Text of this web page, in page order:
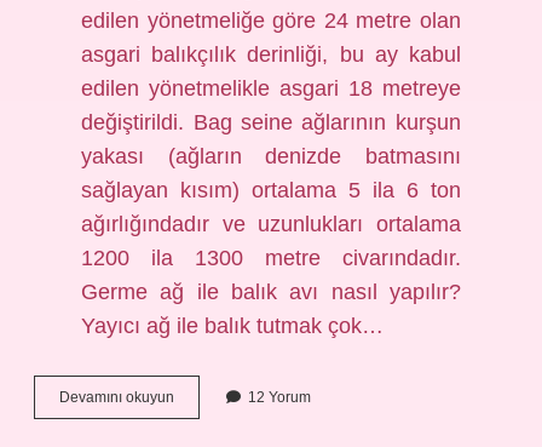
edilen yönetmeliğe göre 24 metre olan
asgari balıkçılık derinliği, bu ay kabul
edilen yönetmelikle asgari 18 metreye
değiştirildi. Bag seine ağlarının kurşun
yakası (ağların denizde batmasını
sağlayan kısım) ortalama 5 ila 6 ton
ağırlığındadır ve uzunlukları ortalama
1200 ila 1300 metre civarındadır.
Germe ağ ile balık avı nasıl yapılır?
Yayıcı ağ ile balık tutmak çok…
Devamını okuyun
Ağ
12 Yorum